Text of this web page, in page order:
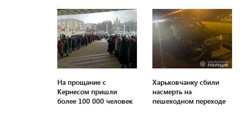
На прощание с
Кернесом пришли
более 100 000 человек
Харьковчанку сбили
насмерть на
пешеходном переходе